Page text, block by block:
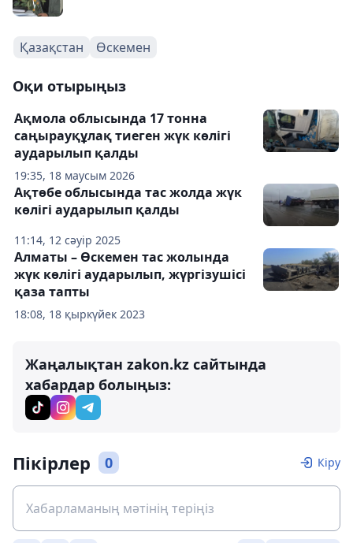
Қазақстан Өскемен
Оқи отырыңыз
19:35, 18 маусым 2026
Ақмола облысында 17 тонна
саңырауқұлақ тиеген жүк көлігі
аударылып қалды
11:14, 12 сәуір 2025
Ақтөбе облысында тас жолда жүк
көлігі аударылып қалды
18:08, 18 қыркүйек 2023
Алматы – Өскемен тас жолында
жүк көлігі аударылып, жүргізушісі
қаза тапты
Жаңалықтан zakon.kz сайтында
хабардар болыңыз:
Пікірлер 0 Кіру